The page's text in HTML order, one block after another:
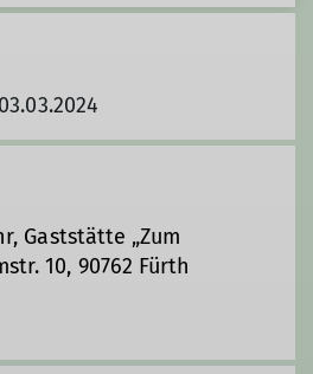
Gaststätte „Zum
10, 90762 Fürth